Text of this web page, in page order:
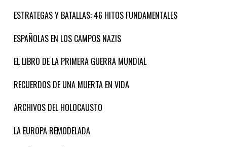
ESTRATEGAS Y BATALLAS: 46 HITOS FUNDAMENTALES
ESPAÑOLAS EN LOS CAMPOS NAZIS
EL LIBRO DE LA PRIMERA GUERRA MUNDIAL
RECUERDOS DE UNA MUERTA EN VIDA
ARCHIVOS DEL HOLOCAUSTO
LA EUROPA REMODELADA